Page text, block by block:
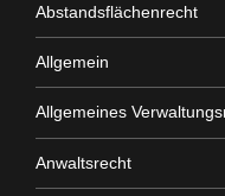
Abstandsflächenrecht
Allgemein
Allgemeines
Anwaltsrecht